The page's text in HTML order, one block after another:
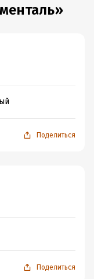
Поделиться
Поделиться